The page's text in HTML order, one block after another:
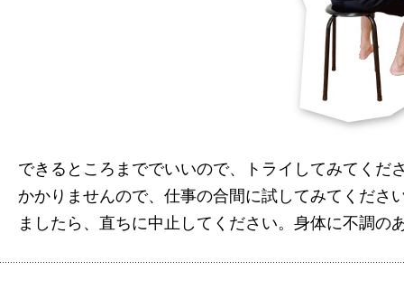
できるところまででいいので、トライしてみてくだ
かかりませんので、仕事の合間に試してみてくださ
ましたら、直ちに中止してください。身体に不調の